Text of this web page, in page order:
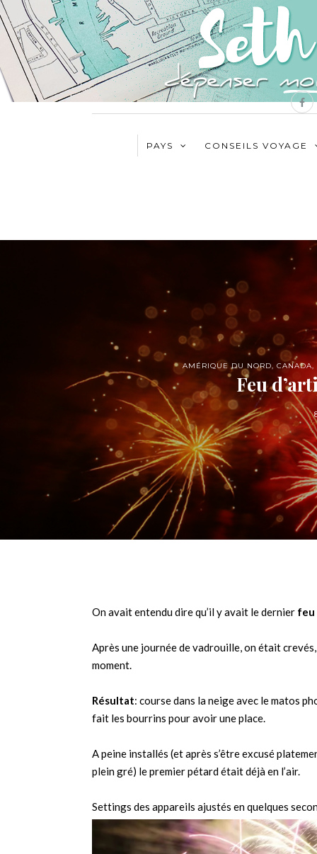
PAYS CONSEILS VOYAGE
AMÉRIQUE DU NORD, CANADA,
Feu
On avait entendu dire qu’il y avait le dernier feu
Après une journée de vadrouille, on était
moment.
Résultat: course dans la neige avec le matos
fait les bourrins pour avoir une place.
A peine installés (et après s’être excusé
plein gré) le premier pétard était déjà en l’air.
Settings des appareils ajustés en quelques